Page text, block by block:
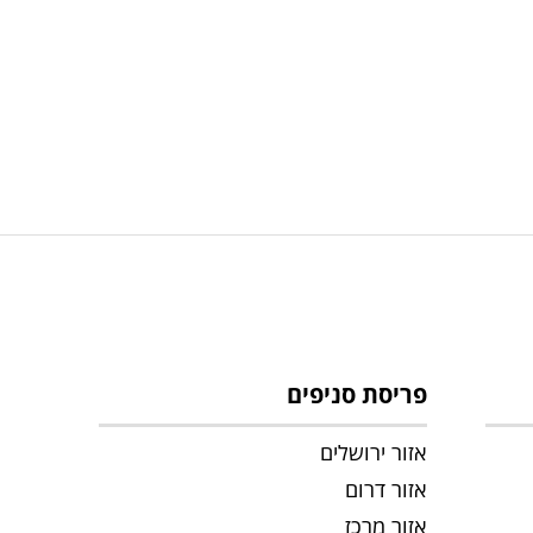
פריסת סניפים
אזור ירושלים
אזור דרום
אזור מרכז